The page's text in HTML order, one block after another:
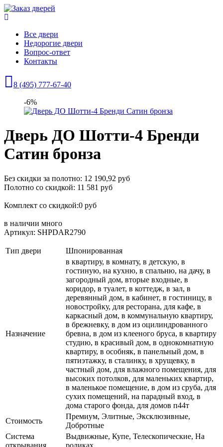
Все двери
Недорогие двери
Вопрос-ответ
Контакты
8 (495) 777-67-40
-6%
Дверь ДО Шотти-4 Бренди
Сатин бронза
Без скидки за полотно: 12 190,92 руб
Полотно со скидкой: 11 581 руб
Комплект со скидкой:0 руб
в наличии много
Артикул: SHPDAR2790
Тип двери Шпонированная
Назначение
в квартиру, в комнату, в детскую, в
гостиную, на кухню, в спальню, на дачу, в
загородный дом, вторые входные, в
коридор, в туалет, в коттедж, в зал, в
деревянный дом, в кабинет, в гостиницу, в
новостройку, для ресторана, для кафе, в
каркасный дом, в коммунальную квартиру,
в брежневку, в дом из оцилиндрованного
бревна, в дом из клееного бруса, в квартиру
студию, в красивый дом, в однокомнатную
квартиру, в особняк, в панельный дом, в
пятиэтажку, в сталинку, в хрущевку, в
частный дом, для влажного помещения, для
высоких потолков, для маленьких квартир,
в маленькое помещение, в дом из сруба, для
сухих помещений, на парадный вход, в
дома старого фонда, для домов п44т
Стоимость
Премиум, Элитные, Эксклюзивные,
Добротные
Система
открывания
Выдвижные, Купе, Телескопические, На
роликах